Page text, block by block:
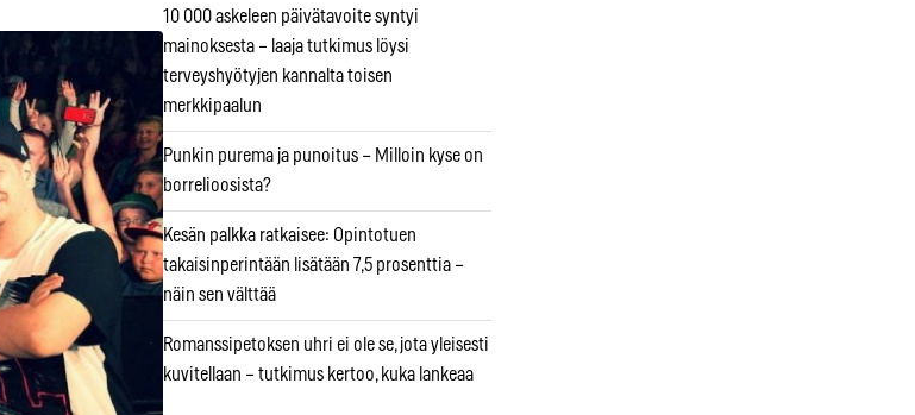
10 000 askeleen päivätavoite syntyi
mainoksesta – laaja tutkimus löysi
terveyshyötyjen kannalta toisen
merkkipaalun
Punkin purema ja punoitus – Milloin kyse on
borrelioosista?
Kesän palkka ratkaisee: Opintotuen
takaisinperintään lisätään 7,5 prosenttia –
näin sen välttää
Romanssipetoksen uhri ei ole se, jota yleisesti
kuvitellaan – tutkimus kertoo, kuka lankeaa